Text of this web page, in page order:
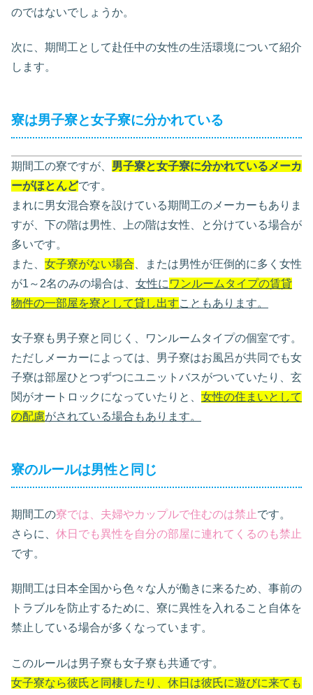
のではないでしょうか。
次に、期間工として赴任中の女性の生活環境について紹介
します。
寮は男子寮と女子寮に分かれている
期間工の寮ですが、 男子寮と女子寮に分かれているメーカ
ーがほとんどです。
まれに男女混合寮を設けている期間工のメーカーもありま
すが、下の階は男性、上の階は女性、と分けている場合が
多いです。
また、 女子寮がない場合 、または男性が圧倒的に多く女性
が1～2名のみの場合は、 女性に ワンルームタイプの賃貸
物件の一部屋を寮として貸し出すこともあります。
女子寮も男子寮と同じく、ワンルームタイプの個室です。
ただしメーカーによっては、男子寮はお風呂が共同でも女
子寮は部屋ひとつずつにユニットバスがついていたり、玄
関がオートロックになっていたりと、 女性の住まいとして
の配慮がされている場合もあります。
寮のルールは男性と同じ
期間工の寮では、夫婦やカップルで住むのは禁止です。
さらに、 休日でも異性を自分の部屋に連れてくるのも禁止
です。
期間工は日本全国から色々な人が働きに来るため、事前の
トラブルを防止するために、寮に異性を入れること自体を
禁止している場合が多くなっています。
このルールは男子寮も女子寮も共通です。
女子寮なら彼氏と同棲したり、休日は彼氏に遊びに来ても